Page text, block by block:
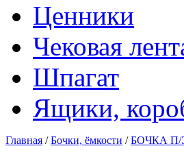
Ценники
Чековая
Шпагат
Ящики,
Главная /Бочки, ёмкости /БОЧКА